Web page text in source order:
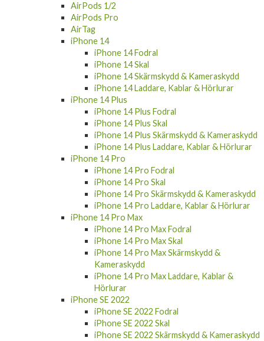
AirPods Pro
AirTag
iPhone 14
iPhone 14 Fodral
iPhone 14 Skal
iPhone 14 Skärmskydd & Kameraskydd
iPhone 14 Laddare, Kablar & Hörlurar
iPhone 14 Plus
iPhone 14 Plus Fodral
iPhone 14 Plus Skal
iPhone 14 Plus Skärmskydd & Kameraskydd
iPhone 14 Plus Laddare, Kablar & Hörlurar
iPhone 14 Pro
iPhone 14 Pro Fodral
iPhone 14 Pro Skal
iPhone 14 Pro Skärmskydd & Kameraskydd
iPhone 14 Pro Laddare, Kablar & Hörlurar
iPhone 14 Pro Max
iPhone 14 Pro Max Fodral
iPhone 14 Pro Max Skal
iPhone 14 Pro Max Skärmskydd &
Kameraskydd
iPhone 14 Pro Max Laddare, Kablar &
Hörlurar
iPhone SE 2022
iPhone SE 2022 Fodral
iPhone SE 2022 Skal
iPhone SE 2022 Skärmskydd & Kameraskydd
iPhone SE 2022 Laddare, Kablar & Hörlurar